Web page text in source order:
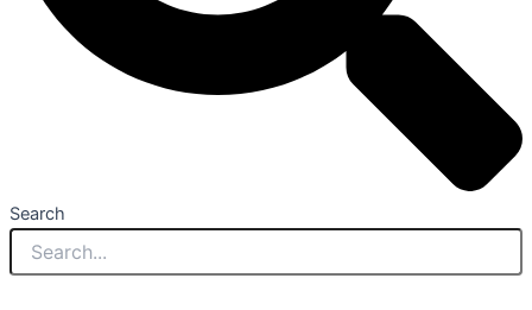
Search